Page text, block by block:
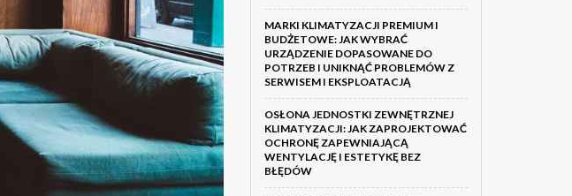
MARKI KLIMATYZACJI PREMIUM I
BUDŻETOWE: JAK WYBRAĆ
URZĄDZENIE DOPASOWANE DO
POTRZEB I UNIKNĄĆ PROBLEMÓW Z
SERWISEM I EKSPLOATACJĄ
OSŁONA JEDNOSTKI ZEWNĘTRZNEJ
KLIMATYZACJI: JAK ZAPROJEKTOWAĆ
OCHRONĘ ZAPEWNIAJĄCĄ
WENTYLACJĘ I ESTETYKĘ BEZ
BŁĘDÓW